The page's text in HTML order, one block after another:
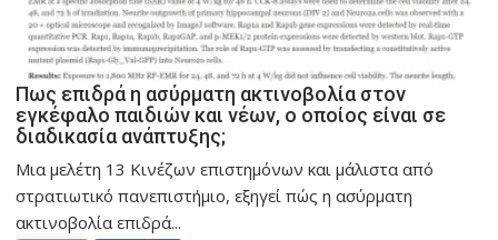
Πως επιδρά η ασύρματη ακτινοβολία στον
εγκέφαλο παιδιών και νέων, ο οποίος είναι σε
διαδικασία ανάπτυξης;
Μια μελέτη 13 Κινέζων επιστημόνων και μάλιστα από
στρατιωτικό πανεπιστήμιο, εξηγεί πώς η ασύρματη
ακτινοβολία επιδρά...